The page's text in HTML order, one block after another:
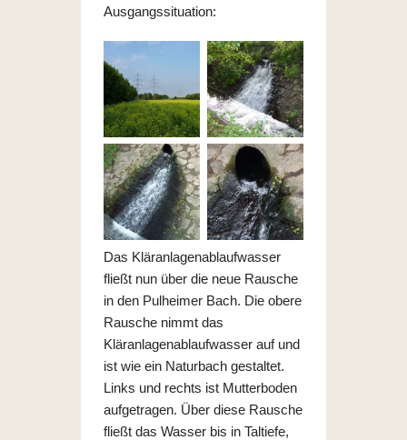
Ausgangssituation:
Das Kläranlagenablaufwasser
fließt nun über die neue Rausche
in den Pulheimer Bach. Die obere
Rausche nimmt das
Kläranlagenablaufwasser auf und
ist wie ein Naturbach gestaltet.
Links und rechts ist Mutterboden
aufgetragen. Über diese Rausche
fließt das Wasser bis in Taltiefe,